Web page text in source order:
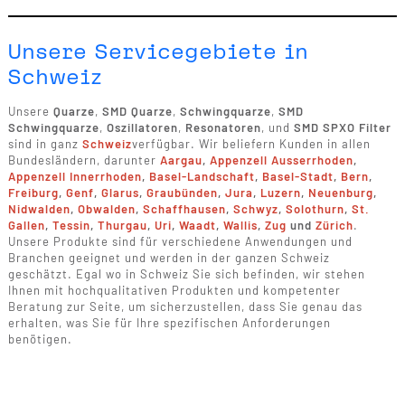
Unsere Servicegebiete in
Schweiz
Unsere Quarze, SMD Quarze, Schwingquarze, SMD
Schwingquarze, Oszillatoren, Resonatoren, und SMD SPXO Filter
sind in ganz Schweizverfügbar. Wir beliefern Kunden in allen
Bundesländern, darunter Aargau, Appenzell Ausserrhoden,
Appenzell Innerrhoden, Basel-Landschaft, Basel-Stadt, Bern,
Freiburg, Genf, Glarus, Graubünden, Jura, Luzern, Neuenburg,
Nidwalden, Obwalden, Schaffhausen, Schwyz, Solothurn, St.
Gallen, Tessin, Thurgau, Uri, Waadt, Wallis, Zug und Zürich.
Unsere Produkte sind für verschiedene Anwendungen und
Branchen geeignet und werden in der ganzen Schweiz
geschätzt. Egal wo in Schweiz Sie sich befinden, wir stehen
Ihnen mit hochqualitativen Produkten und kompetenter
Beratung zur Seite, um sicherzustellen, dass Sie genau das
erhalten, was Sie für Ihre spezifischen Anforderungen
benötigen.